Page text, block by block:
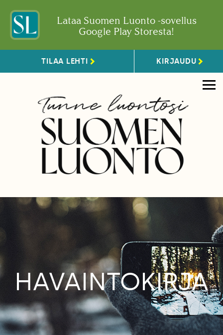
Lataa Suomen Luonto -sovellus
Google Play Storesta!
TILAA LEHTI KIRJAUDU
HAVAINTOKIRJA